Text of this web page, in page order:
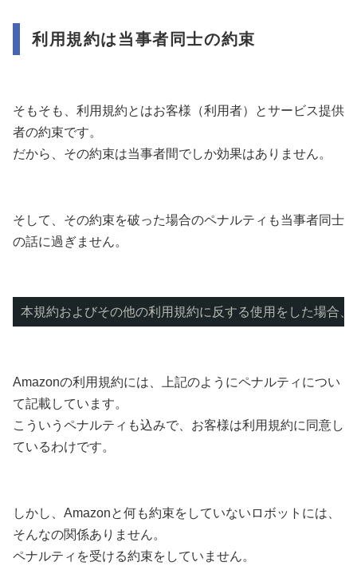
利用規約は当事者同士の約束
そもそも、利用規約とはお客様（利用者）とサービス提供
者の約束です。
だから、その約束は当事者間でしか効果はありません。
そして、その約束を破った場合のペナルティも当事者同士
の話に過ぎません。
本規約およびその他の利用規約に反する使用をした場合
Amazonの利用規約には、上記のようにペナルティについ
て記載しています。
こういうペナルティも込みで、お客様は利用規約に同意し
ているわけです。
しかし、Amazonと何も約束をしていないロボットには、
そんなの関係ありません。
ペナルティを受ける約束をしていません。